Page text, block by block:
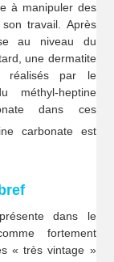
à manipuler des
travail. Après
au niveau du
une dermatite
réalisés par le
méthyl-heptine
dans ces
carbonate est
dans le
fortement
« très vintage »